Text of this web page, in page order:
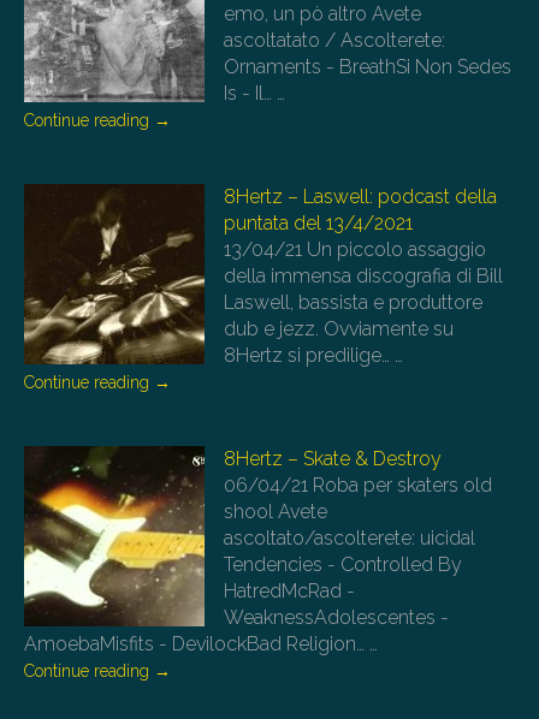
emo, un pò altro Avete
ascoltatato / Ascolterete:
Ornaments - BreathSi Non Sedes
Is - Il… …
Continue reading →
8Hertz – Laswell: podcast della
puntata del 13/4/2021
13/04/21 Un piccolo assaggio
della immensa discografia di Bill
Laswell, bassista e produttore
dub e jezz. Ovviamente su
8Hertz si predilige… …
Continue reading →
8Hertz – Skate & Destroy
06/04/21 Roba per skaters old
shool Avete
ascoltato/ascolterete: uicidal
Tendencies - Controlled By
HatredMcRad -
WeaknessAdolescentes -
AmoebaMisfits - DevilockBad Religion… …
Continue reading →